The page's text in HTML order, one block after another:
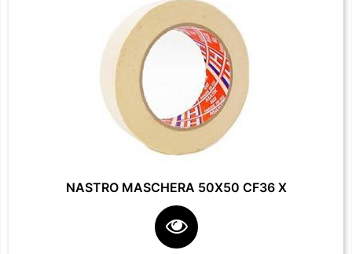
NASTRO MASCHERA 50X50 CF36 X